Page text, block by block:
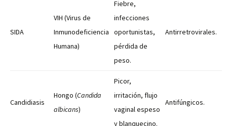
SIDA
VIH (Virus de
Inmunodeficiencia
Humana)
Fiebre,
infecciones
oportunistas,
pérdida de
peso.
Antirretrovirales.
Candidiasis
Hongo (Candida
albicans)
Picor,
irritación, flujo
vaginal espeso
y blanquecino.
Antifúngicos.